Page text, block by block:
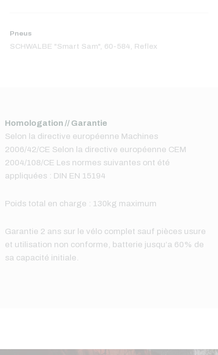
Pneus
SCHWALBE "Smart Sam", 60-584, Reflex
Homologation // Garantie
Selon la directive européenne Machines
2006/42/CE Selon la directive européenne CEM
2004/108/CE Les normes suivantes ont été
appliquées : DIN EN 15194
Poids total en charge : 130kg maximum
Garantie 2 ans sur le vélo complet sauf pièces usure
et utilisation non conforme, batterie jusqu’a 60% de
sa capacité initiale.